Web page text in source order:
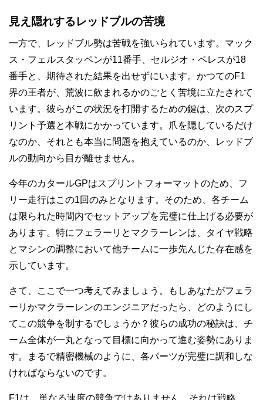
見え隠れするレッドブルの苦境
一方で、レッドブル勢は苦戦を強いられています。マック
ス・フェルスタッペンが11番手、セルジオ・ペレスが18
番手と、期待された結果を出せずにいます。かつてのF1
界の王者が、荒波に飲まれるかのごとく苦境に立たされて
います。彼らがこの状況を打開するための鍵は、次のスプ
リント予選と本戦にかかっています。爪を隠しているだけ
なのか、それとも本当に問題を抱えているのか、レッドブ
ルの動向から目が離せません。
今年のカタールGPはスプリントフォーマットのため、フ
リー走行はこの1回のみとなります。そのため、各チーム
は限られた時間内でセットアップを完璧に仕上げる必要が
あります。特にフェラーリとマクラーレンは、タイヤ戦略
とマシンの調整において他チームに一歩先んじた存在感を
示しています。
さて、ここで一つ考えてみましょう。もしあなたがフェラ
ーリかマクラーレンのエンジニアだったら、どのようにし
てこの競争を制するでしょうか？彼らの成功の秘訣は、チ
ーム全体が一丸となって目標に向かって進む姿勢にありま
す。まるで精密機械のように、各パーツが完璧に調和しな
ければならないのです。
F1は、単なる速度の競争ではありません。それは戦略、